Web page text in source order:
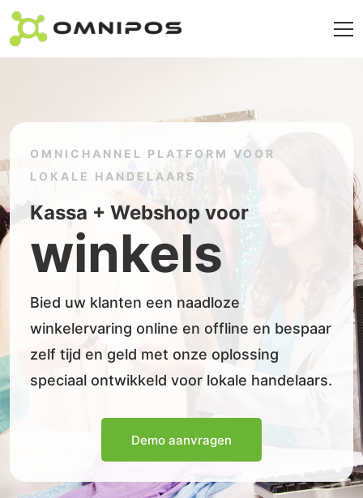
OMNICHANNEL PLATFORM VOOR
LOKALE HANDELAARS
Kassa + Webshop voor
winkels
Bied uw klanten een naadloze
winkelervaring online en offline en bespaar
zelf tijd en geld met onze oplossing
speciaal ontwikkeld voor lokale handelaars.
Demo aanvragen